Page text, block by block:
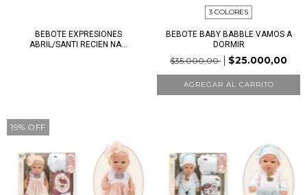
BEBOTE EXPRESIONES
ABRIL/SANTI RECIEN NA...
3 COLORES
BEBOTE BABY BABBLE VAMOS A
DORMIR
$35.000,00 $25.000,00
AGREGAR AL CARRITO
19% OFF